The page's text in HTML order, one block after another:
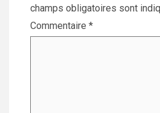
champs obligatoires sont
Commentaire *